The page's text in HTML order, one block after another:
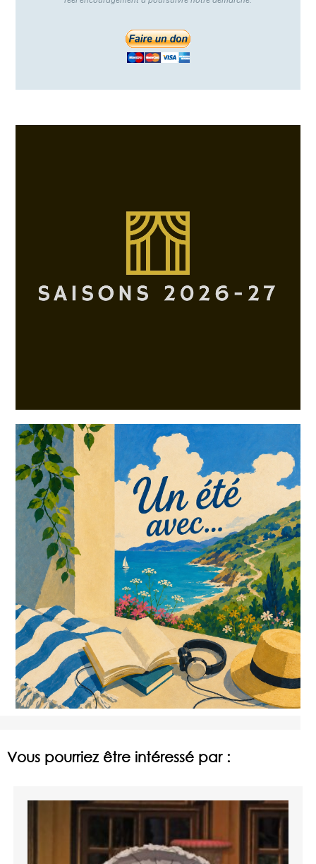
Vous pourriez être intéressé par :